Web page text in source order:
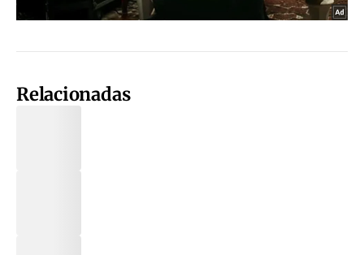
Relacionadas